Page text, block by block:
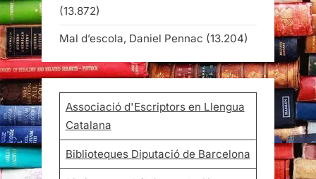
(13.872)
Mal d’escola, Daniel Pennac (13.204)
Associació d'Escriptors en Llengua
Catalana
Biblioteques Diputació de Barcelona